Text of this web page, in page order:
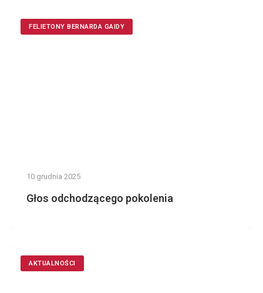
FELIETONY BERNARDA GAIDY
10 grudnia 2025
Głos odchodzącego pokolenia
AKTUALNOŚCI